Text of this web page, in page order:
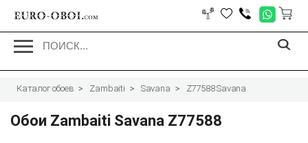
EURO-OBOI.com
Каталог обоев Zambaiti Savana Z77588 Savana
Обои Zambaiti Savana Z77588